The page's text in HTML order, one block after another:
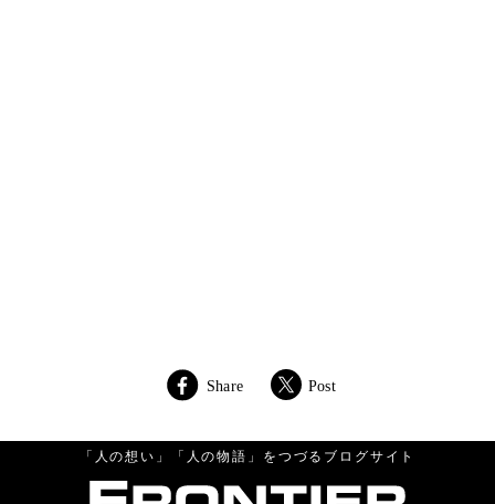
Share Post
「人の想い」「人の物語」をつづるブログサイト